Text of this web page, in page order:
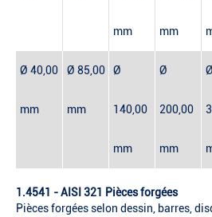
mm mm
Ø 40,00
mm
Ø 85,00
mm
Ø
140,00
mm
Ø
200,00
mm
Ø
1.4541 - AISI 321 Pièces forgées
Pièces forgées selon dessin, barres,